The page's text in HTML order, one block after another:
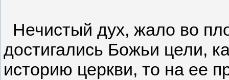
Нечистый дух, жало во
достигались Божьи цели,
историю церкви, то на ее